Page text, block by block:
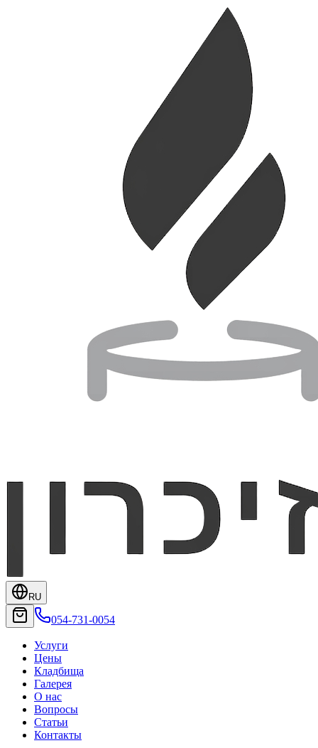
RU
054-731-0054
Услуги
Цены
Кладбища
Галерея
О нас
Вопросы
Статьи
Контакты